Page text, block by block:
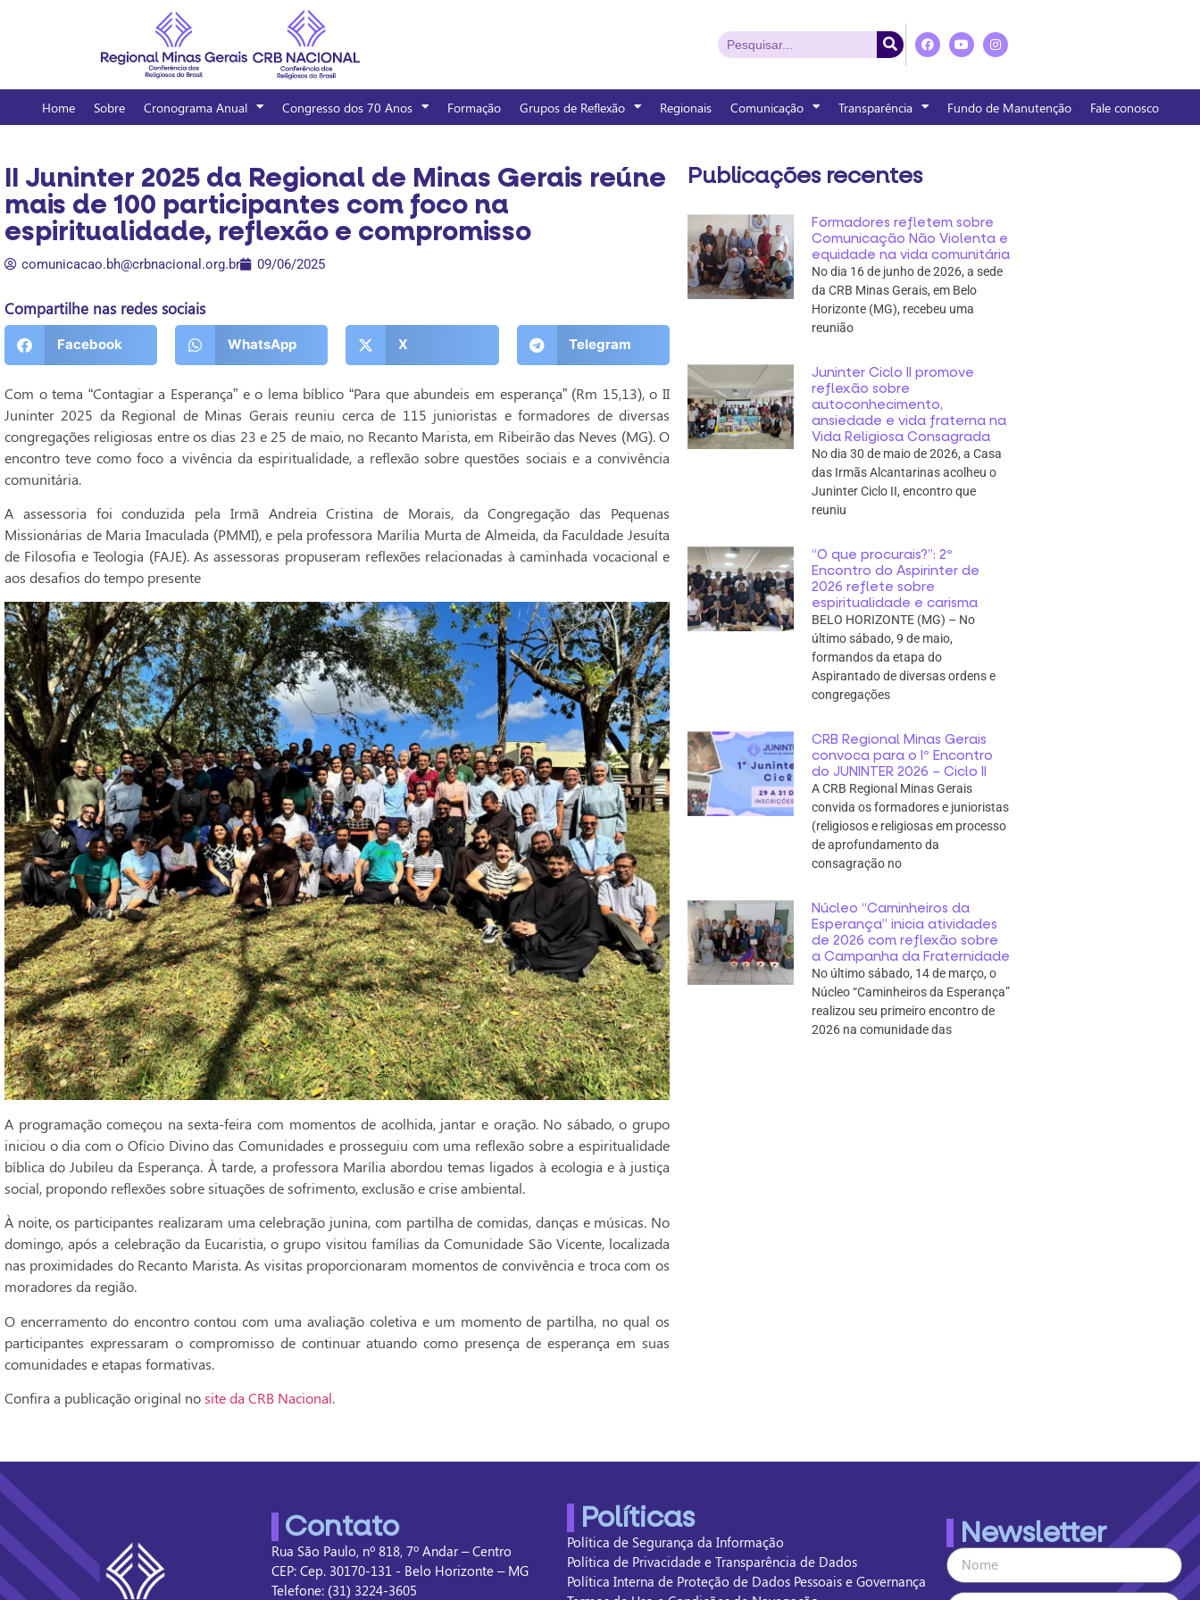
Home Sobre Cronograma Anual Congresso dos 70 Anos Formação Grupos de Reflexão Regionais Comunicação Transparência Fundo de Manutenção Fale conosco
II Juninter 2025 da Regional de Minas Gerais reúne
mais de 100 participantes com foco na
espiritualidade, reflexão e compromisso
comunicacao.bh@crbnacional.org.br 09/06/2025
Compartilhe nas redes sociais
Facebook WhatsApp X Telegram
Com o tema “Contagiar a Esperança” e o lema bíblico “Para que abundeis em esperança” (Rm 15,13), o II
Juninter 2025 da Regional de Minas Gerais reuniu cerca de 115 junioristas e formadores de diversas
congregações religiosas entre os dias 23 e 25 de maio, no Recanto Marista, em Ribeirão das Neves (MG). O
encontro teve como foco a vivência da espiritualidade, a reflexão sobre questões sociais e a convivência
comunitária.
A assessoria foi conduzida pela Irmã Andreia Cristina de Morais, da Congregação das Pequenas
Missionárias de Maria Imaculada (PMMI), e pela professora Marília Murta de Almeida, da Faculdade Jesuíta
de Filosofia e Teologia (FAJE). As assessoras propuseram reflexões relacionadas à caminhada vocacional e
aos desafios do tempo presente
A programação começou na sexta-feira com momentos de acolhida, jantar e oração. No sábado, o grupo
iniciou o dia com o Ofício Divino das Comunidades e prosseguiu com uma reflexão sobre a espiritualidade
bíblica do Jubileu da Esperança. À tarde, a professora Marília abordou temas ligados à ecologia e à justiça
social, propondo reflexões sobre situações de sofrimento, exclusão e crise ambiental.
À noite, os participantes realizaram uma celebração junina, com partilha de comidas, danças e músicas. No
domingo, após a celebração da Eucaristia, o grupo visitou famílias da Comunidade São Vicente, localizada
nas proximidades do Recanto Marista. As visitas proporcionaram momentos de convivência e troca com os
moradores da região.
O encerramento do encontro contou com uma avaliação coletiva e um momento de partilha, no qual os
participantes expressaram o compromisso de continuar atuando como presença de esperança em suas
comunidades e etapas formativas.
Confira a publicação original nosite da CRB Nacional.
Publicações recentes
Formadores refletem sobre
Comunicação Não Violenta e
equidade na vida comunitária
No dia 16 de junho de 2026, a sede
da CRB Minas Gerais, em Belo
Horizonte (MG), recebeu uma
reunião
Juninter Ciclo II promove
reflexão sobre
autoconhecimento,
ansiedade e vida fraterna na
Vida Religiosa Consagrada
No dia 30 de maio de 2026, a Casa
das Irmãs Alcantarinas acolheu o
Juninter Ciclo II, encontro que
reuniu
“O que procurais?”: 2º
Encontro do Aspirinter de
2026 reflete sobre
espiritualidade e carisma
BELO HORIZONTE (MG) – No
último sábado, 9 de maio,
formandos da etapa do
Aspirantado de diversas ordens e
congregações
CRB Regional Minas Gerais
convoca para o Iº Encontro
do JUNINTER 2026 – Ciclo II
A CRB Regional Minas Gerais
convida os formadores e junioristas
(religiosos e religiosas em processo
de aprofundamento da
consagração no
Núcleo “Caminheiros da
Esperança” inicia atividades
de 2026 com reflexão sobre
a Campanha da Fraternidade
No último sábado, 14 de março, o
Núcleo “Caminheiros da Esperança”
realizou seu primeiro encontro de
2026 na comunidade das
Contato
Rua São Paulo, nº 818, 7º Andar – Centro
CEP: Cep. 30170-131 - Belo Horizonte – MG
Telefone: (31) 3224-3605
Políticas
Política de Segurança da Informação
Política de Privacidade e Transparência de Dados
Política Interna de Proteção de Dados Pessoais e Governança
Newsletter